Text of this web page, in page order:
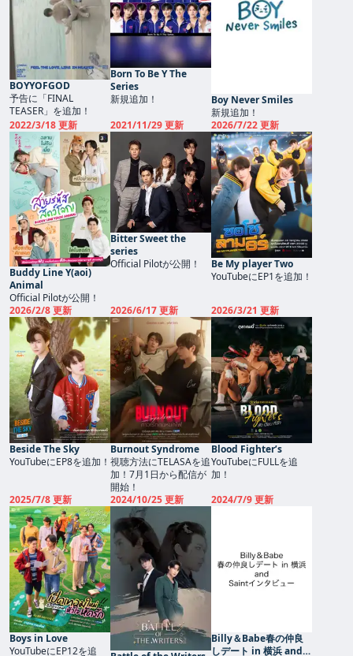
BOYYOFGOD
予告に「FINAL
TEASER」を追加！
Born To Be Y The
Series
新規追加！
Boy Never Smiles
新規追加！
2022/3/18 更新
Buddy Line Y(aoi)
Animal
Official Pilotが公開！
2021/11/29 更新
Bitter Sweet the
series
Official Pilotが公開！
2026/7/22 更新
Be My player Two
YouTubeにEP1を追加！
2026/2/8 更新
Beside The Sky
YouTubeにEP8を追加！
2026/6/17 更新
Burnout Syndrome
視聴方法にTELASAを追
加！7月1日から配信が
開始！
2026/3/21 更新
Blood Fighter’s
YouTubeにFULLを追
加！
2025/7/8 更新
Boys in Love
YouTubeにEP12を追
2024/10/25 更新 2024/7/9 更新
Billy＆Babe春の仲良
しデート in 横浜 and